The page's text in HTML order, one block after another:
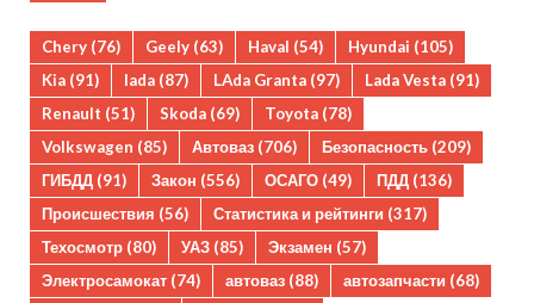
Chery (76) Geely (63) Haval (54) Hyundai (105)
Kia (91) lada (87) LAda Granta (97) Lada Vesta (91)
Renault (51) Skoda (69) Toyota (78)
Volkswagen (85) Автоваз (706) Безопасность (209)
ГИБДД (91) Закон (556) ОСАГО (49) ПДД (136)
Происшествия (56) Статистика и рейтинги (317)
Техосмотр (80) УАЗ (85) Экзамен (57)
Электросамокат (74) автоваз (88) автозапчасти (68)